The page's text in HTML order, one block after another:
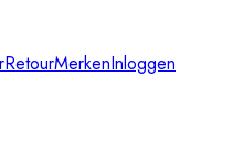
RetourMerkenInloggen